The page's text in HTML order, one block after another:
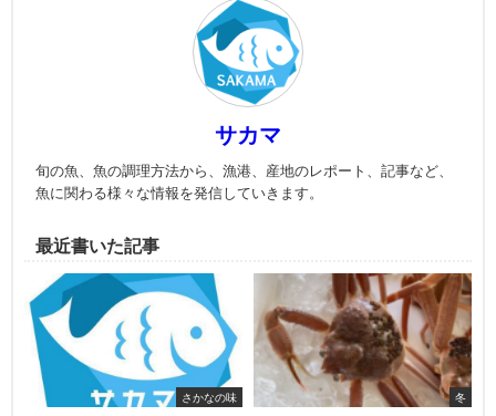
サカマ
旬の魚、魚の調理方法から、漁港、産地のレポート、記事など、
魚に関わる様々な情報を発信していきます。
最近書いた記事
さかなの味 冬